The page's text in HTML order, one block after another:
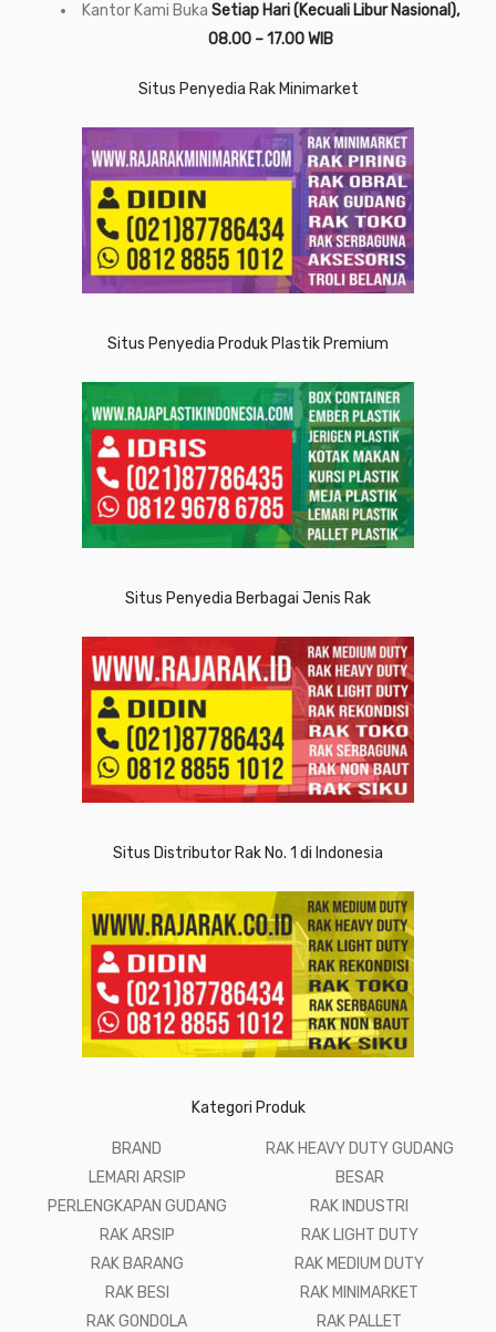
Kantor Kami Buka Setiap Hari (Kecuali Libur Nasional),
08.00 – 17.00 WIB
Situs Penyedia Rak Minimarket
Situs Penyedia Produk Plastik Premium
Situs Penyedia Berbagai Jenis Rak
Situs Distributor Rak No. 1 di Indonesia
Kategori Produk
BRAND
LEMARI ARSIP
PERLENGKAPAN GUDANG
RAK ARSIP
RAK BARANG
RAK BESI
RAK GONDOLA
RAK HEAVY DUTY GUDANG
BESAR
RAK INDUSTRI
RAK LIGHT DUTY
RAK MEDIUM DUTY
RAK MINIMARKET
RAK PALLET